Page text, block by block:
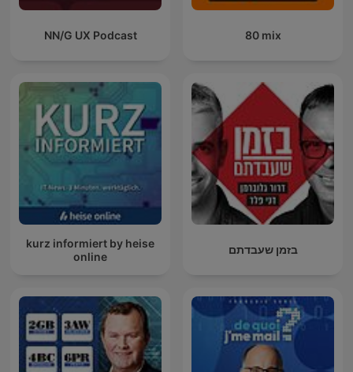
NN/G UX Podcast 80 mix
kurz informiert by heise
online
בזמן שעבדתם